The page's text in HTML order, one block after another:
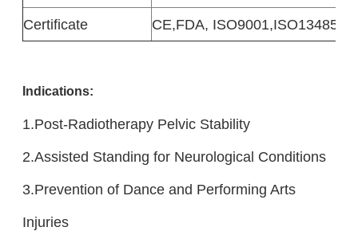
Certificate
CE,FDA, ISO9001,ISO13485
Indications:
1.Post-Radiotherapy Pelvic Stability
2.Assisted Standing for Neurological Conditions
3.Prevention of Dance and Performing Arts
Injuries